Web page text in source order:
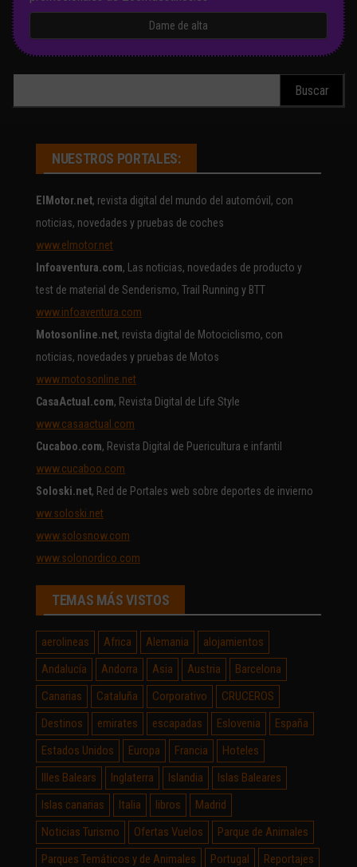
NUESTROS PORTALES:
ElMotor.net, revista digital del mundo del automóvil, con
noticias, novedades y pruebas de coches
www.elmotor.net
Infoaventura.com, Las noticias, novedades de producto y
test de material de Senderismo, Trail Running y BTT
www.infoaventura.com
Motosonline.net, revista digital de Motociclismo, con
noticias, novedades y pruebas de Motos
www.motosonline.net
CasaActual.com, Revista Digital de Life Style
www.casaactual.com
Cucaboo.com, Revista Digital de Puericultura e infantil
www.cucaboo.com
Soloski.net, Red de Portales web sobre deportes de invierno
ww.soloski.net
www.solosnow.com
www.solonordico.com
TEMAS MÁS VISTOS
aerolineas Africa Alemania
alojamientos
Andalucía
Andorra Asia Austria
Barcelona
Canarias
Cataluña Corporativo
CRUCEROS
Destinos
emirates escapadas Eslovenia
España
Estados Unidos
Europa Francia
Hoteles
Illes Balears
Inglaterra Islandia
Islas Baleares
Islas canarias
Italia libros
Madrid
Noticias Turismo
Ofertas Vuelos
Parque de Animales
Parques Temáticos y de Animales
Portugal
Reportajes